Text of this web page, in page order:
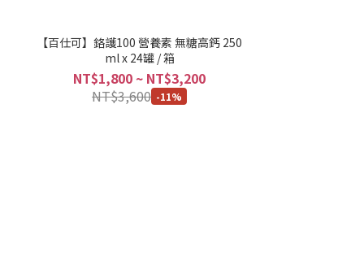
【百仕可】鉻護100 營養素 無糖高鈣 250
ml x 24罐 / 箱
NT$1,800 ~ NT$3,200
NT$3,600 -11%